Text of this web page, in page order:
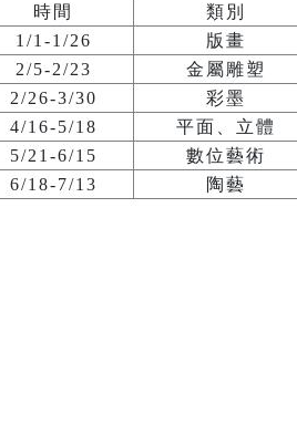
時間
類別
1/1-1/26
版畫
2/5-2/23
金屬雕塑
2/26-3/30
彩墨
4/16-5/18
平面、立體
5/21-6/15
數位藝術
6/18-7/13 陶藝